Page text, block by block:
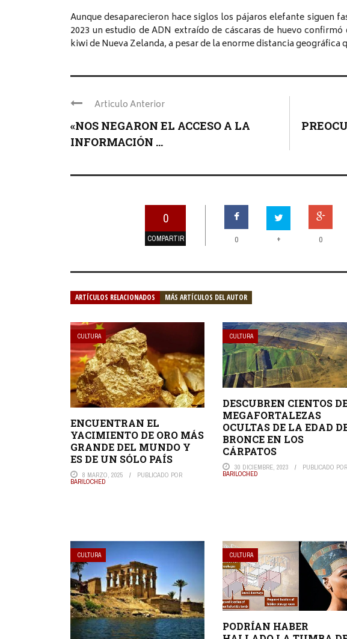
Aunque desaparecieron hace siglos los pájaros elefante siguen
2023 un estudio de ADN extraído de cáscaras de huevo
kiwi de Nueva Zelanda, a pesar de la enorme distancia geográfica
Articulo Anterior
«NOS NEGARON EL ACCESO A LA
INFORMACIÓN ...
0
COMPARTIR 0 + 0
ARTÍCULOS RELACIONADOS MÁS ARTÍCULOS DEL AUTOR
CULTURA
ENCUENTRAN EL
YACIMIENTO DE ORO MÁS
GRANDE DEL MUNDO Y
ES DE UN SÓLO PAÍS
8 MARZO, 2025 PUBLICADO POR
BARILOCHED
CULTURA
DESCUBREN CIENTOS
MEGAFORTALEZAS
OCULTAS DE LA EDAD
BRONCE EN LOS
CÁRPATOS
30 DICIEMBRE, 2023 PUBLICADO POR
BARILOCHED
CULTURA CULTURA
PODRÍAN HABER